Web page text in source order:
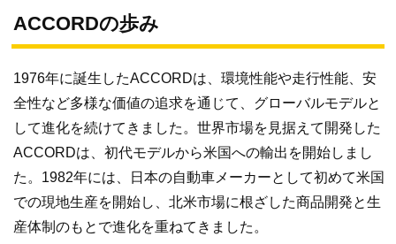
ACCORDの歩み
1976年に誕生したACCORDは、環境性能や走行性能、安
全性など多様な価値の追求を通じて、グローバルモデルと
して進化を続けてきました。世界市場を見据えて開発した
ACCORDは、初代モデルから米国への輸出を開始しまし
た。1982年には、日本の自動車メーカーとして初めて米国
での現地生産を開始し、北米市場に根ざした商品開発と生
産体制のもとで進化を重ねてきました。